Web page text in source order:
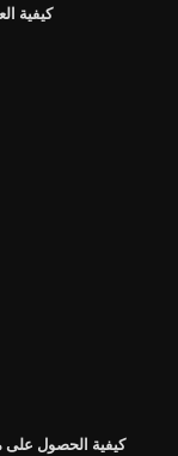
كيفية
كيفية الحصول على